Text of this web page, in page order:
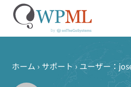
ホーム › サポート › ユーザー：